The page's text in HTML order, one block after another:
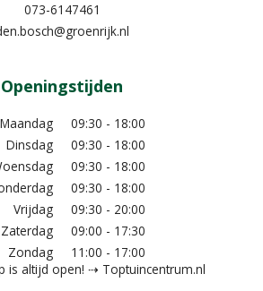
073-6147461
Openingstijden
Maandag
09:30 - 18:00
Dinsdag
09:30 - 18:00
09:30 - 18:00
09:30 - 18:00
Vrijdag
09:30 - 20:00
Zaterdag
09:00 - 17:30
Zondag
11:00 - 17:00
is altijd open! ⇢ Toptuincentrum.nl